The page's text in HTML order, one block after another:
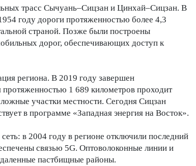
трасс Сычуань–Сицзан и Цинхай–Сицзан. В
году дороги протяженностью более 4,3
страной. Позже были построены
дорог, обеспечивающих доступ к
региона. В 2019 году завершен
1 689 километров проходит
участки местности. Сегодня Сицзан
в программе «Западная энергия на Восток».
в 2004 году в регионе отключили последний
связью 5G. Оптоволоконные линии и
пастбищные районы.